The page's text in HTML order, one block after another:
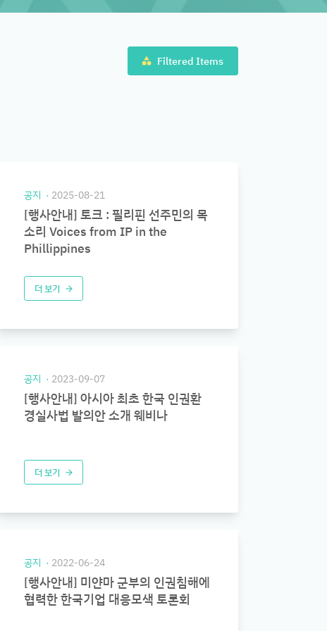
category Filtered Items
공지 2025-08-21
[행사안내] 토크 : 필리핀 선주민의 목
소리 Voices from IP in the
Phillippines
더 보기 arrow_forward
공지 2023-09-07
[행사안내] 아시아 최초 한국 인권환
경실사법 발의안 소개 웨비나
더 보기 arrow_forward
공지 2022-06-24
[행사안내] 미얀마 군부의 인권침해에
협력한 한국기업 대응모색 토론회